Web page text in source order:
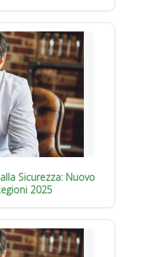
Sicurezza: Nuovo
2025